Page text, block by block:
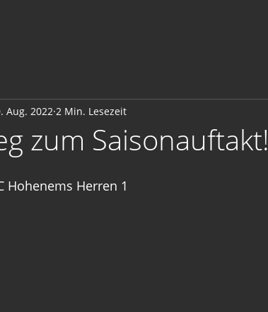
zum Saisonauftakt!
Aug. 2022 2 Min. Lesezeit
Hohenems Herren 1